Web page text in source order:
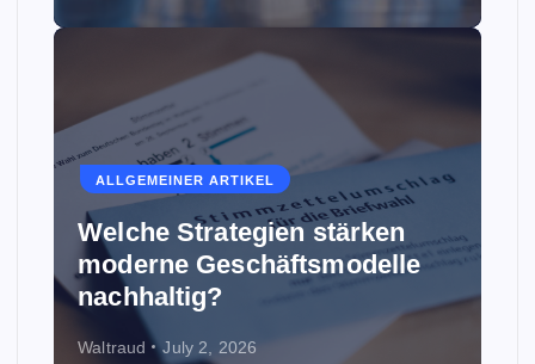
ALLGEMEINER ARTIKEL
Welche Strategien stärken
moderne Geschäftsmodelle
nachhaltig?
Waltraud July 2, 2026